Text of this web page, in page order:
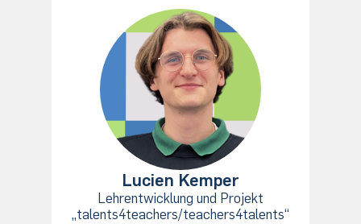
Lucien Kemper
Lehrentwicklung und Projekt
„talents4teachers/teachers4talents“